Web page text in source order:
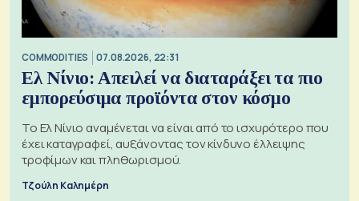
COMMODITIES 07.08.2026, 22:31
Ελ Νίνιο: Απειλεί να διαταράξει τα πιο
εμπορεύσιμα προϊόντα στον κόσμο
Το Ελ Νίνιο αναμένεται να είναι από το ισχυρότερο που
έχει καταγραφεί, αυξάνοντας τον κίνδυνο έλλειψης
τροφίμων και πληθωρισμού.
Τζούλη Καλημέρη